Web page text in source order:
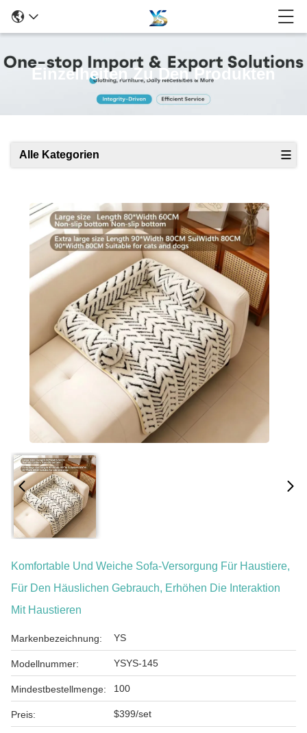
Einzelheiten Zu Den Produkten
Alle Kategorien
Komfortable Und Weiche Sofa-Versorgung Für Haustiere,
Für Den Häuslichen Gebrauch, Erhöhen Die Interaktion
Mit Haustieren
Markenbezeichnung: YS
Modellnummer: YSYS-145
Mindestbestellmenge: 100
Preis: $399/set